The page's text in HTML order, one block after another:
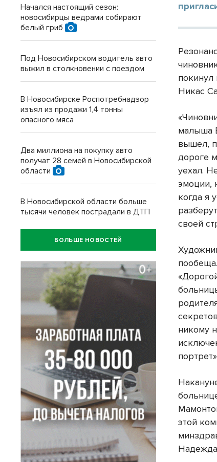
Никас
малыша
вышел,
дороге
уехал.
эмоции,
когда я
своей
никому
этой
Начался настоящий сезон:
новосибирцы ведрами собирают
белый гриб
Под Новосибирском водитель авто
выжил в столкновении с поездом
В Новосибирске Роспотребнадзор
изъял из продажи 1,4 тонны
опасного мяса
Два миллиона на покупку авто
получат 28 семей в Новосибирской
области
В Новосибирской области больше
тысячи человек пострадали в ДТП
БОЛЬШЕ НОВОСТЕЙ